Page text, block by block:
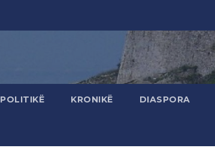
POLITIKË KRONIKË DIASPORA